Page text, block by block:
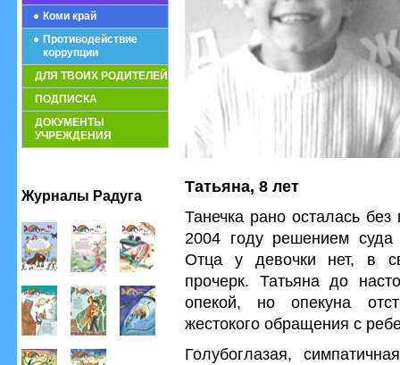
Коми край
Противодействие
коррупции
ДЛЯ ТВОИХ РОДИТЕЛЕЙ
ПОДПИСКА
ДОКУМЕНТЫ
УЧРЕЖДЕНИЯ
Журналы Радуга
Татьяна, 8 лет
Танечка рано осталась
2004 году решением суда
Отца у девочки нет, в
прочерк. Татьяна до
опекой, но опекуна
жестокого обращения с
Голубоглазая,